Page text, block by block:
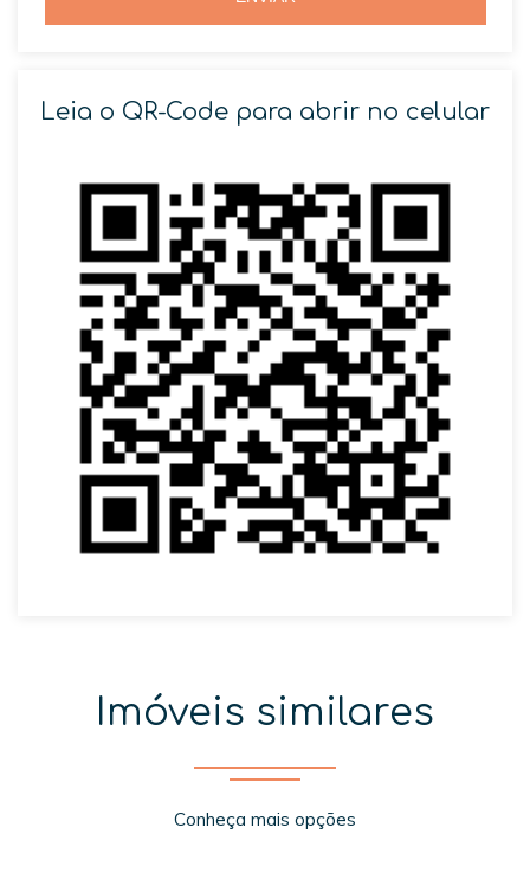
Leia o QR-Code para abrir no celular
Imóveis similares
Conheça mais opções